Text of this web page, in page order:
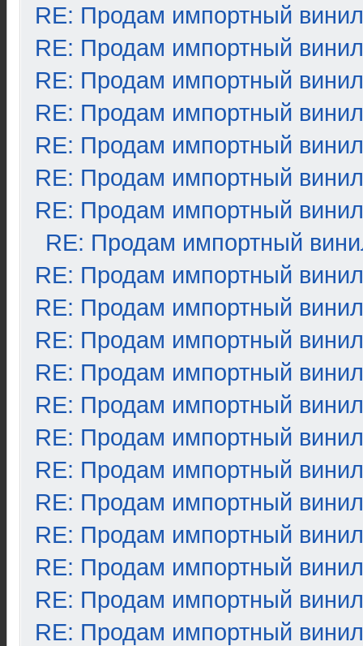
RE: Продам импортный винил
RE: Продам импортный винил
RE: Продам импортный винил
RE: Продам импортный винил
RE: Продам импортный винил
RE: Продам импортный винил
RE: Продам импортный винил
RE: Продам импортный
RE: Продам импортный винил
RE: Продам импортный винил
RE: Продам импортный винил
RE: Продам импортный винил
RE: Продам импортный винил
RE: Продам импортный винил
RE: Продам импортный винил
RE: Продам импортный винил
RE: Продам импортный винил
RE: Продам импортный винил
RE: Продам импортный винил
RE: Продам импортный винил